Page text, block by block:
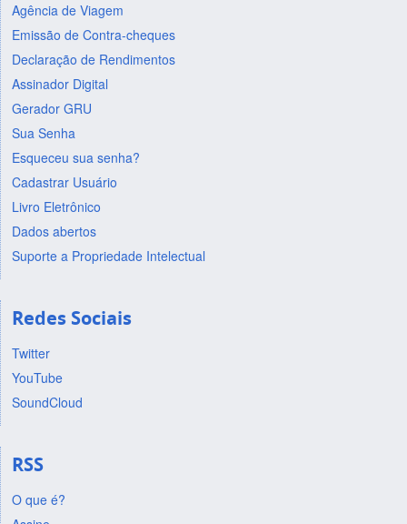
Agência de Viagem
Emissão de Contra-cheques
Declaração de Rendimentos
Assinador Digital
Gerador GRU
Sua Senha
Esqueceu sua senha?
Cadastrar Usuário
Livro Eletrônico
Dados abertos
Suporte a Propriedade Intelectual
Redes Sociais
Twitter
YouTube
SoundCloud
RSS
O que é?